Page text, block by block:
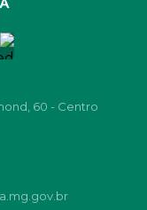
60 - Centro